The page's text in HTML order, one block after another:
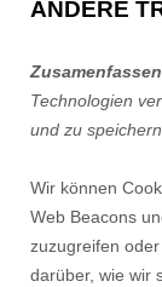
ANDERE
Technologien
und zu speichern.
Wir können
Web Beacons
zuzugreifen
darüber, wie wir